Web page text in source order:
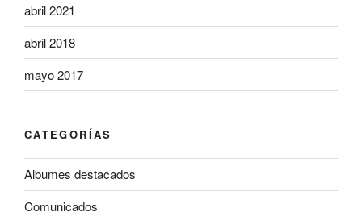
abril 2021
abril 2018
mayo 2017
CATEGORÍAS
Albumes destacados
Comunicados